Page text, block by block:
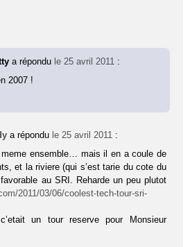
a répondu le 25 avril 2011 :
2007 !
a répondu le 25 avril 2011 :
ensemble… mais il en a coule de
et la riviere (qui s’est tarie du cote du
au SRI. Reharde un peu plutot
2011/03/06/coolest-tech-tour-sri-
un tour reserve pour Monsieur